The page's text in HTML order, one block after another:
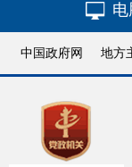
中国政府网 地方